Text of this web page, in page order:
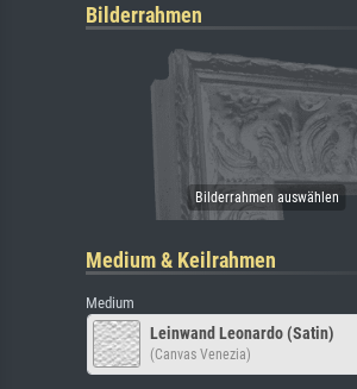
Bilderrahmen
Medium & Keilrahmen
Medium
Leinwand Leonardo (Satin)
(Canvas Venezia)